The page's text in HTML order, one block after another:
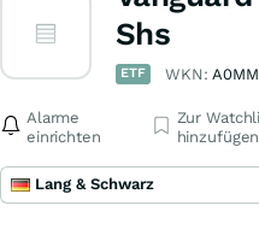
Shs
ETF WKN:
Alarme
einrichten
Zur
hinzufügen
Lang & Schwarz